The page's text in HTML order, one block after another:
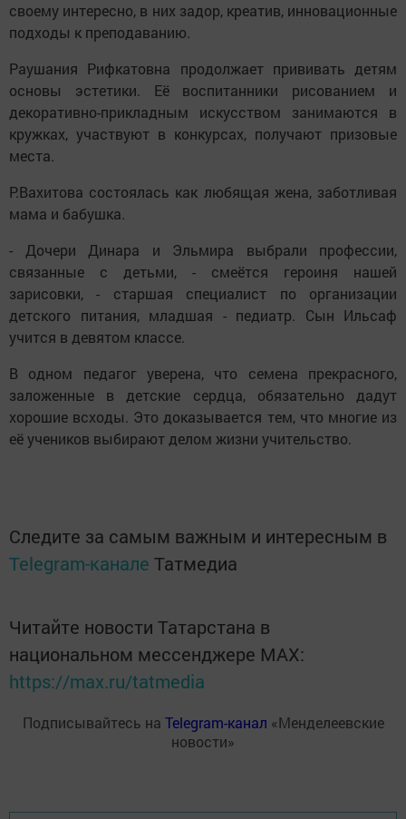
своему интересно, в них задор, креатив, инновационные
подходы к преподаванию.
Раушания Рифкатовна продолжает прививать детям
основы эстетики. Её воспитанники рисованием и
декоративно-прикладным искусством занимаются в
кружках, участвуют в конкурсах, получают призовые
места.
Р.Вахитова состоялась как любящая жена, заботливая
мама и бабушка.
- Дочери Динара и Эльмира выбрали профессии,
связанные с детьми, - смеётся героиня нашей
зарисовки, - старшая специалист по организации
детского питания, младшая - педиатр. Сын Ильсаф
учится в девятом классе.
В одном педагог уверена, что семена прекрасного,
заложенные в детские сердца, обязательно дадут
хорошие всходы. Это доказывается тем, что многие из
её учеников выбирают делом жизни учительство.
Следите за самым важным и интересным в
Telegram-канале Татмедиа
Читайте новости Татарстана в
национальном мессенджере MАХ:
https://max.ru/tatmedia
Подписывайтесь на Telegram-канал «Менделеевские
новости»